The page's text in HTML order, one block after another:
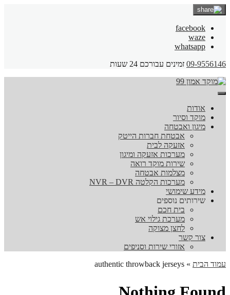
facebook
waze
whatsapp
09-9556146 זמינים עבורכם 24 שעות
אודות
מוקד וסיור
מיגון ואבטחה
אבטחת חברות הייטק
אזעקה לבית
מערכות אזעקה ומיגון
שירות מוקד רואה
מצלמות אבטחה
מערכות הקלטה NVR – DVR
מידע שימושי
שירותים נוספים
בית חכם
מערכת גילוי אש
לחצן מצוקה
צור קשר
אזורי שירות וסניפים
עמוד הבית »
authentic throwback jerseys